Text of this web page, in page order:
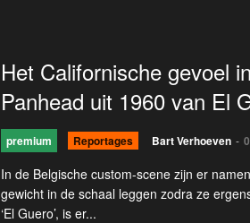
Het Californische gevoel
Panhead uit 1960 van El
premium Reportages Bart Verhoeven -
In de Belgische custom-scene zijn er
gewicht in de schaal leggen zodra ze
‘El Guero’, is er...